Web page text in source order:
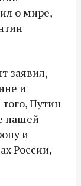
о мире,
заявил,
и
Путин
нашей
и
России,